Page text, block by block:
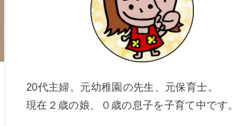
20代主婦。元幼稚園の先生、元保育士。
現在２歳の娘、０歳の息子を子育て中です。